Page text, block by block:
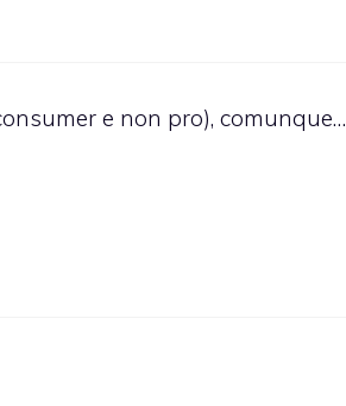
e non pro), comunque…